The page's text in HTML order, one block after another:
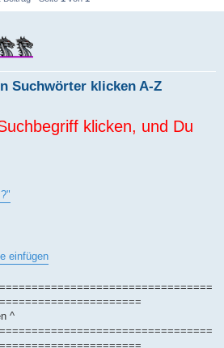
Suchwörter klicken A-Z
klicken, und Du
einfügen
^